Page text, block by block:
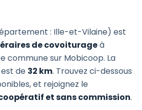
: Ille-et-Vilaine) est
de covoiturageà
commune sur Mobicoop. La
de 32 km. Trouvez ci-dessous
et rejoignez le
et sans commission.